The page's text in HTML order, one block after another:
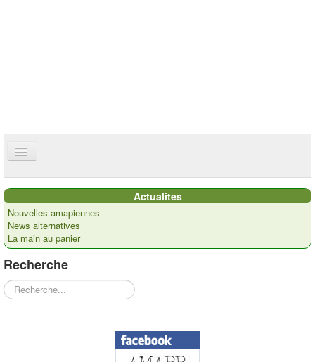
Accueil
Présentation
Actualités
Nos paysans
Commandes
Actualites
Nouvelles amapiennes
News alternatives
La main au panier
Recherche
Rechercher